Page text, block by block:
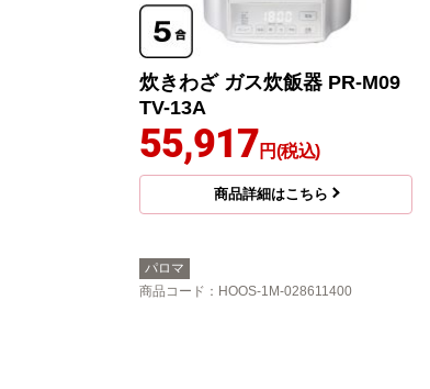
炊きわざ ガス炊飯器 PR-M09
TV-13A
55,917円(税込)
商品詳細はこちら
パロマ
商品コード ：HOOS-1M-028611400